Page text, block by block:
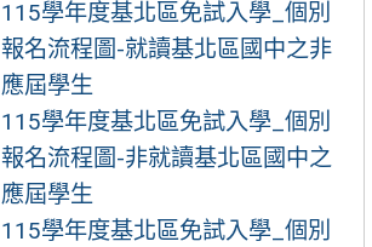
115學年度基北區免試入學_個別
報名流程圖-就讀基北區國中之非
應屆學生
115學年度基北區免試入學_個別
報名流程圖-非就讀基北區國中之
應屆學生
115學年度基北區免試入學_個別